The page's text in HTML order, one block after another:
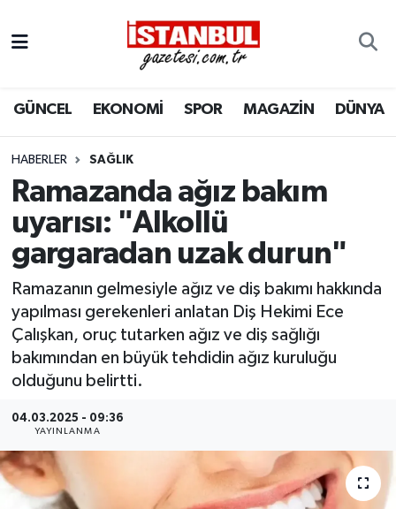
GÜNCEL EKONOMİ SPOR MAGAZİN DÜNYA
HABERLER SAĞLIK
Ramazanda ağız bakım
uyarısı: "Alkollü
gargaradan uzak durun"
Ramazanın gelmesiyle ağız ve diş bakımı hakkında
yapılması gerekenleri anlatan Diş Hekimi Ece
Çalışkan, oruç tutarken ağız ve diş sağlığı
bakımından en büyük tehdidin ağız kuruluğu
olduğunu belirtti.
04.03.2025 - 09:36
YAYINLANMA
EKONOMİ
İSTANBUL
DÜNYA
SPOR
MAGAZİN
KÜLTÜR SANAT
SAĞLIK
BİLİM VE TEKNOLOJİ
OTOMOBİL
Nöbetçi Eczaneler
Hava Durumu
Trafik Durumu
Süper Lig Puan Durumu ve Fikstür
Tüm Manşetler
Son Dakika Haberleri
Haber Arşivi